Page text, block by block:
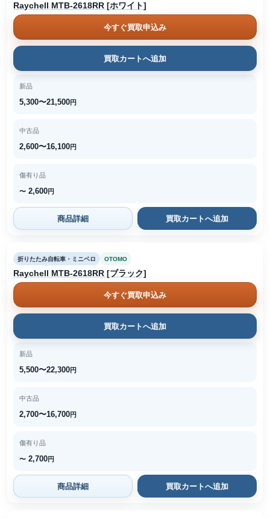
Raychell MTB-2618RR [ホワイト]
今すぐ買取申込み
買取カートへ追加
新品
5,300〜21,500円
中古品
2,600〜16,100円
傷有り品
〜 2,600円
商品詳細 買取カートへ追加
折りたたみ自転車・ミニベロ OTOMO
Raychell MTB-2618RR [ブラック]
今すぐ買取申込み
買取カートへ追加
新品
5,500〜22,300円
中古品
2,700〜16,700円
傷有り品
〜 2,700円
商品詳細 買取カートへ追加